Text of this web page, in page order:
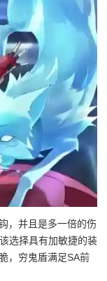
，并且是多一倍的伤
选择具有加敏捷的装
，穷鬼盾满足SA前